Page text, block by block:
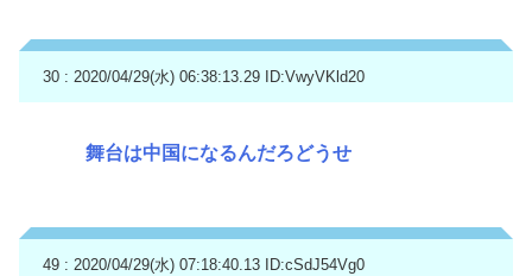
30 : 2020/04/29(水) 06:38:13.29 ID:VwyVKld20
舞台は中国になるんだろどうせ
49 : 2020/04/29(水) 07:18:40.13 ID:cSdJ54Vg0